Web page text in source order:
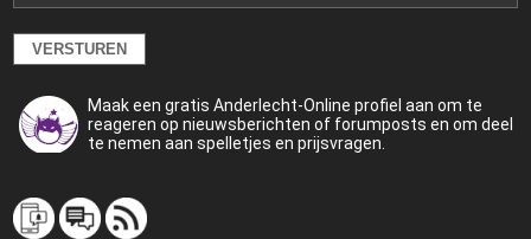
Maak een gratis Anderlecht-Online profiel aan om te
reageren op nieuwsberichten of forumposts en om deel
te nemen aan spelletjes en prijsvragen.